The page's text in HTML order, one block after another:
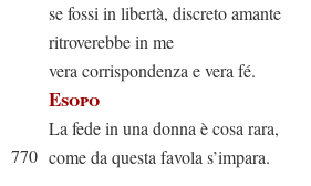
se fossi in libertà, discreto amante
ritroverebbe in me
vera corrispondenza e vera fé.
Esopo
La fede in una donna è cosa rara,
770 come da questa favola s’impara.